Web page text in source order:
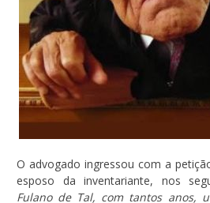
O advogado ingressou com a
esposo da inventariante, nos
Fulano de Tal, com tantos anos,